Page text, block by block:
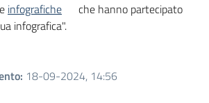
infografiche
che hanno partecipato
infografica".
: 18-09-2024, 14:56